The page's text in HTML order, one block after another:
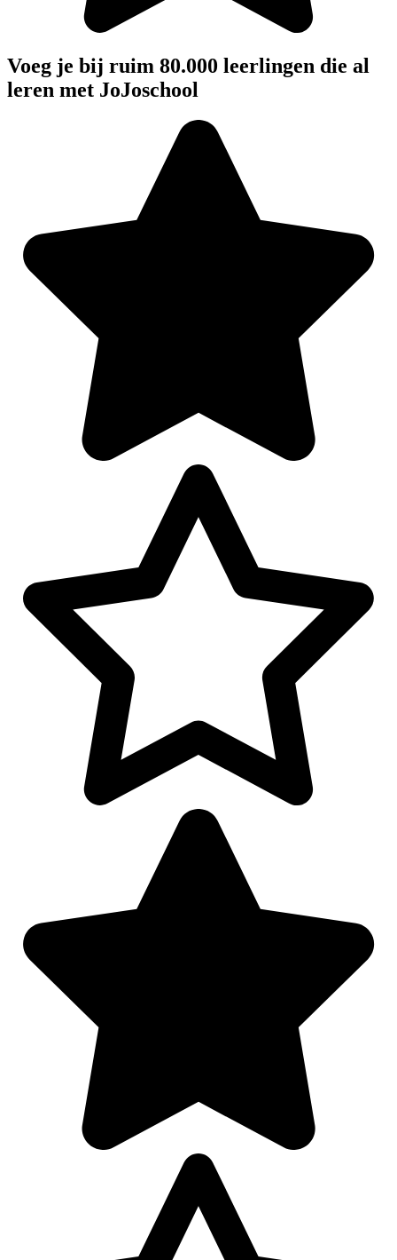
Voeg je bij ruim 80.000 leerlingen die al
leren met JoJoschool